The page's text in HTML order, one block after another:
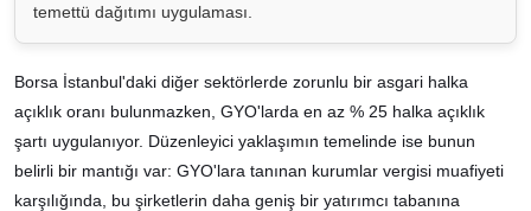
temettü dağıtımı uygulaması.
Borsa İstanbul'daki diğer sektörlerde zorunlu bir asgari halka
açıklık oranı bulunmazken, GYO'larda en az % 25 halka açıklık
şartı uygulanıyor. Düzenleyici yaklaşımın temelinde ise bunun
belirli bir mantığı var: GYO'lara tanınan kurumlar vergisi muafiyeti
karşılığında, bu şirketlerin daha geniş bir yatırımcı tabanına